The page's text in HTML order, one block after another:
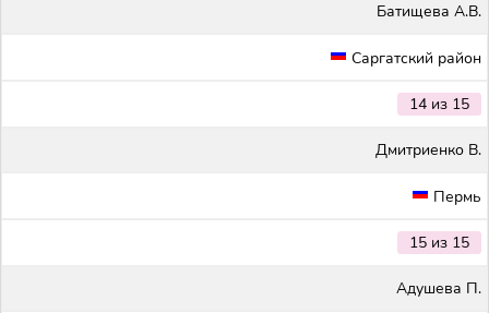
Батищева А.В.
Саргатский район
14 из 15
Дмитриенко В.
Пермь
15 из 15
Адушева П.